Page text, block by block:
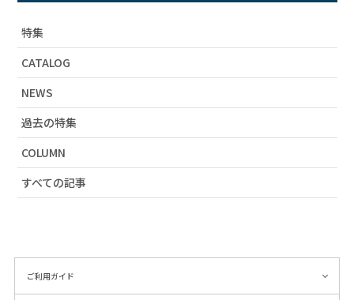
# ユニセックス
# 柄シャツ
# セットアップ
# 財布
# 2019SS
# アーティストコラボ
# ラビル
# カタログ掲載
# 春物新作
# ワンピース
# 海柄
特集
CATALOG
NEWS
過去の特集
COLUMN
すべての記事
ご利用ガイド